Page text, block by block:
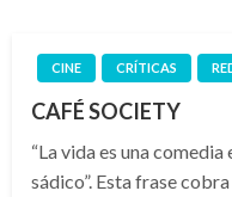
CINE CRÍTICAS
CAFÉ SOCIETY
“La vida es una
sádico”. Esta frase